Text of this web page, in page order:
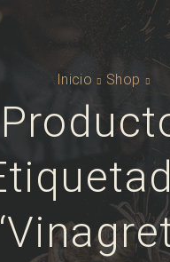
Inicio Shop